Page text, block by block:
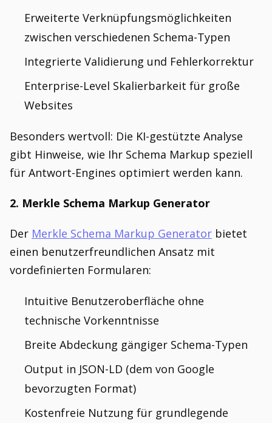
Erweiterte Verknüpfungsmöglichkeiten
zwischen verschiedenen Schema-Typen
Integrierte Validierung und Fehlerkorrektur
Enterprise-Level Skalierbarkeit für große
Websites
Besonders wertvoll: Die KI-gestützte Analyse
gibt Hinweise, wie Ihr Schema Markup speziell
für Antwort-Engines optimiert werden kann.
2. Merkle Schema Markup Generator
Der Merkle Schema Markup Generator bietet
einen benutzerfreundlichen Ansatz mit
vordefinierten Formularen:
Intuitive Benutzeroberfläche ohne
technische Vorkenntnisse
Breite Abdeckung gängiger Schema-Typen
Output in JSON-LD (dem von Google
bevorzugten Format)
Kostenfreie Nutzung für grundlegende